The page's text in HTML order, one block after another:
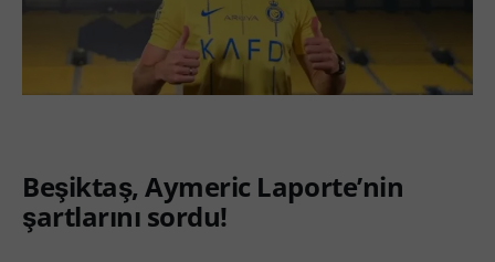
Beşiktaş, Aymeric Laporte’nin
şartlarını sordu!